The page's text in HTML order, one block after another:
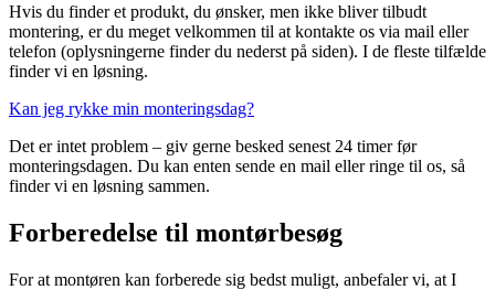
Hvis du finder et produkt, du ønsker, men ikke bliver tilbudt
montering, er du meget velkommen til at kontakte os via mail eller
telefon (oplysningerne finder du nederst på siden). I de fleste tilfælde
finder vi en løsning.
Kan jeg rykke min monteringsdag?
Det er intet problem – giv gerne besked senest 24 timer før
monteringsdagen. Du kan enten sende en mail eller ringe til os, så
finder vi en løsning sammen.
Forberedelse til montørbesøg
For at montøren kan forberede sig bedst muligt, anbefaler vi, at I